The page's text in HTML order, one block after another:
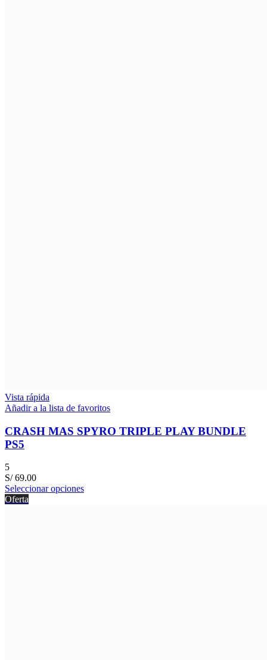
Vista rápida
Añadir a la lista de favoritos
CRASH MAS SPYRO TRIPLE PLAY BUNDLE
PS5
5
S/69.00
Seleccionar opciones
Oferta